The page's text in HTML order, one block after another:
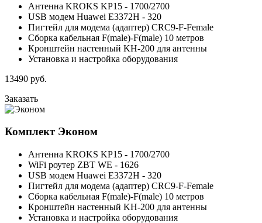
Антенна KROKS KP15 - 1700/2700
USB модем Huawei E3372H - 320
Пигтейл для модема (адаптер) CRC9-F-Female
Сборка кабельная F(male)-F(male) 10 метров
Кронштейн настенный KH-200 для антенны
Установка и настройка оборудования
13490 руб.
Заказать
Комплект Эконом
Антенна KROKS KP15 - 1700/2700
WiFi роутер ZBT WE - 1626
USB модем Huawei E3372H - 320
Пигтейл для модема (адаптер) CRC9-F-Female
Сборка кабельная F(male)-F(male) 10 метров
Кронштейн настенный KH-200 для антенны
Установка и настройка оборудования